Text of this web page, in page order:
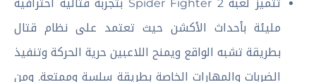
تتميز لعبة Spider Fighter 2 بتجربة قتالية احترافية
مليئة بأحداث الأكشن حيث تعتمد على نظام قتال
بطريقة تشبه الواقع ويمنح اللاعبين حرية الحركة وتنفيذ
الضربات والمهارات الخاصة بطريقة سلسة وممتعة. ومن